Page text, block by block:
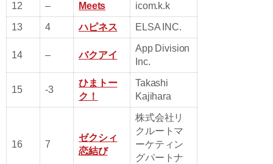
12 – Meets icom.k.k
13 4 ハピネス ELSA INC.
14 – バクアイ
App Division
Inc.
15 -3
ひまトー
ク！
Takashi
Kajihara
16 7
ゼクシィ
恋結び
株式会社リ
クルートマ
ーケティン
グパートナ